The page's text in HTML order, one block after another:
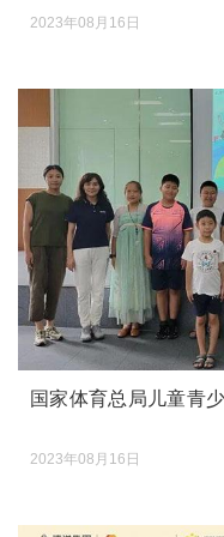
2023年08月16日
国家体育总局儿童青
2023年08月16日